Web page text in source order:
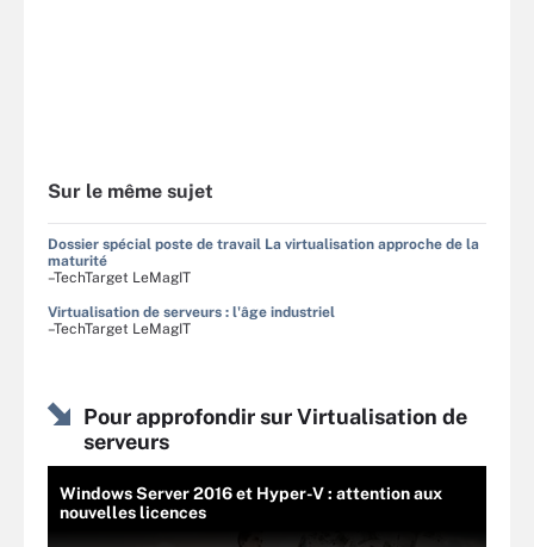
Sur le même sujet
Dossier spécial poste de travail La virtualisation approche de la
maturité
–TechTarget LeMagIT
Virtualisation de serveurs : l'âge industriel
–TechTarget LeMagIT
Pour approfondir sur Virtualisation de
serveurs
Windows Server 2016 et Hyper-V : attention aux
nouvelles licences